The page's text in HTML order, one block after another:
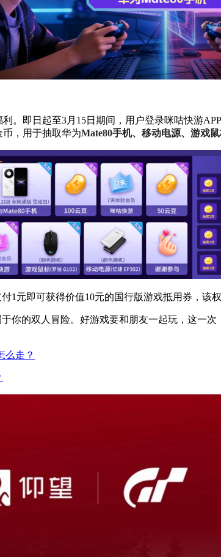
。即日起至3月15日期间，用户登录咪咕快游
，用于抽取华为Mate80手机、移动电源、游戏
1元即可获得价值10元的国行版游戏抵用券，该
你的双人冒险。好游戏要和朋友一起玩，这一